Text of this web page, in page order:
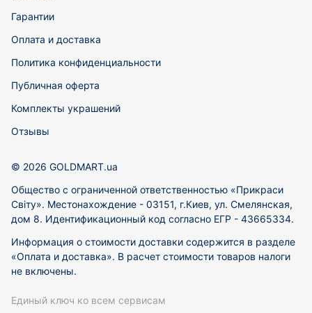
Гарантии
Оплата и доставка
Политика конфиденциальности
Публичная оферта
Комплекты украшений
Отзывы
© 2026 GOLDMART.ua
Общество с ограниченной ответственностью «Прикраси
Світу». Местонахождение - 03151, г.Киев, ул. Смелянская,
дом 8. Идентификационный код согласно ЕГР - 43665334.
Информация о стоимости доставки содержится в разделе
«Оплата и доставка». В расчет стоимости товаров налоги
не включены.
Единый ключ ко всем сервисам